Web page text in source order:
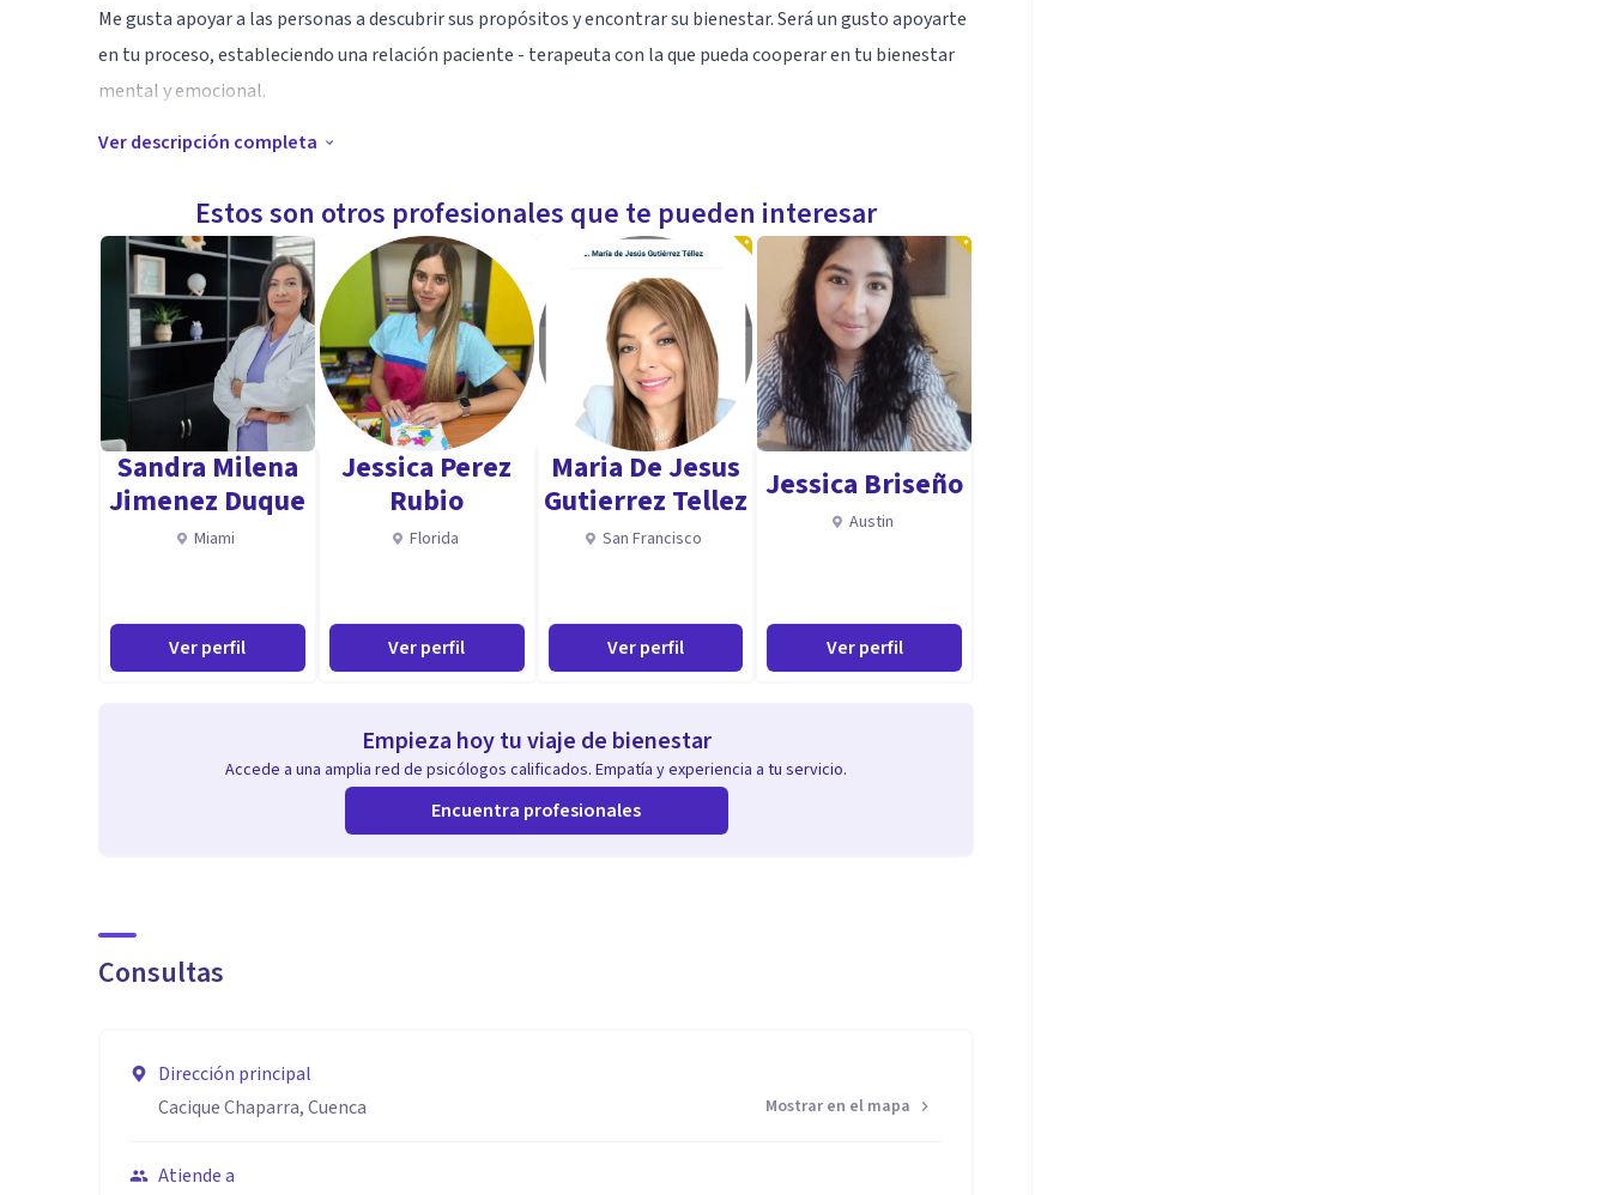
Me gusta apoyar a las personas a descubrir sus propósitos y encontrar su bienestar. Será un gusto apoyarte
en tu proceso, estableciendo una relación paciente - terapeuta con la que pueda cooperar en tu bienestar
mental y emocional.
Especialidad
Terapia de Aceptación y Compromiso, Mindfulness en casos de asiedad, depresión, estrés, trauma.
Aptitudes
Especialización en psicoterapia, curso de Aceptación y Compromiso, Mindfulness. Aplico terapias de tercera
generación o contextuales con formación de cuarto nivel.
Ver descripción completa
Estos son otros profesionales que te pueden interesar
Sandra Milena
Jimenez Duque
Miami
Ver perfil
Jessica Perez
Rubio
Florida
Ver perfil
Maria De Jesus
Gutierrez Tellez
San Francisco
Ver perfil
Jessica Briseño
Austin
Ver perfil
Empieza hoy tu viaje de bienestar
Accede a una amplia red de psicólogos calificados. Empatía y experiencia a tu servicio.
Encuentra profesionales
Consultas
Dirección principal
Cacique Chaparra, Cuenca
Mostrar en el mapa
Atiende a